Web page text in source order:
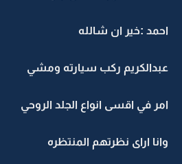
احمد :خير ان شالله
عبدالكريم ركب سيارته ومشي
امر في اقسى انواع الجلد الروحي
وانا اراى نظرتهم المنتظره